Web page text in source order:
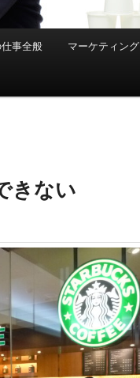
事全般 マーケティング
きない